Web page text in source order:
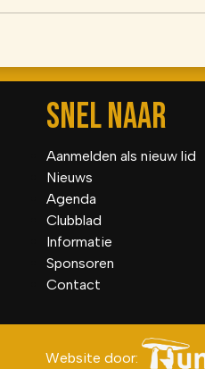
SNEL NAAR
Aanmelden als nieuw lid
Nieuws
Agenda
Clubblad
Informatie
Sponsoren
Contact
Website door: